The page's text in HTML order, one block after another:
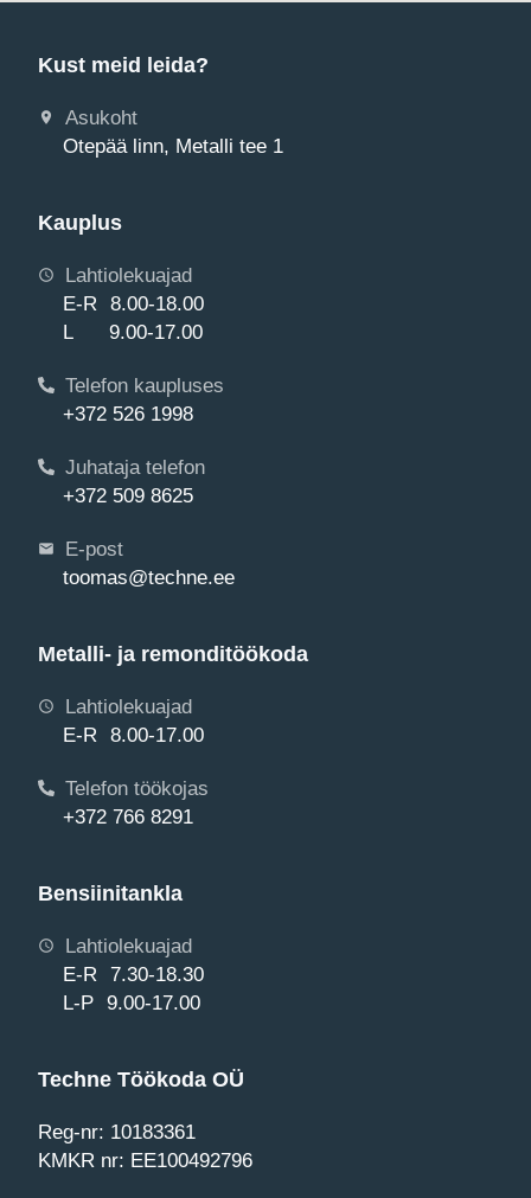
Kust meid leida?
Asukoht
Otepää linn, Metalli tee 1
Kauplus
Lahtiolekuajad
E-R 8.00-18.00
L 9.00-17.00
Telefon kaupluses
+372 526 1998
Juhataja telefon
+372 509 8625
E-post
toomas@techne.ee
Metalli- ja remonditöökoda
Lahtiolekuajad
E-R 8.00-17.00
Telefon töökojas
+372 766 8291
Bensiinitankla
Lahtiolekuajad
E-R 7.30-18.30
L-P 9.00-17.00
Techne Töökoda OÜ
Reg-nr: 10183361
KMKR nr: EE100492796